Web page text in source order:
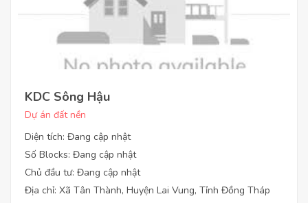
KDC Sông Hậu
Dự án đất nền
Diện tích: Đang cập nhật
Số Blocks: Đang cập nhật
Chủ đầu tư: Đang cập nhật
Địa chỉ: Xã Tân Thành, Huyện Lai Vung, Tỉnh Đồng Tháp